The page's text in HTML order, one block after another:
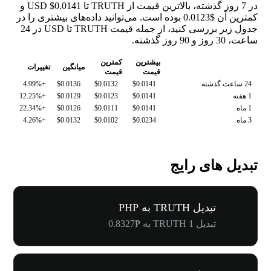
در 7 روز گذشته، بالاترین قیمت از TRUTH تا USD $0.0141 و
کمترین آن $0.0123 بوده است. می‌توانید داده‌های بیشتری را در
جدول زیر بررسی کنید، از جمله قیمت TRUTH تا USD در 24
ساعت، 30 روز و 90 روز گذشته.
بیشترین
قیمت
کمترین
قیمت
میانگین
تغییرات
24 ساعت گذشته
$0.0141
$0.0132
$0.0136
+4.99%
1 هفته
$0.0141
$0.0123
$0.0129
+12.25%
1 ماه
$0.0141
$0.0111
$0.0126
+22.34%
3 ماه
$0.0234
$0.0102
$0.0132
+4.26%
تبدیل های رایج
تبدیل TRUTH به PHP
تبدیل 1 TRUTH به ₱0.8327